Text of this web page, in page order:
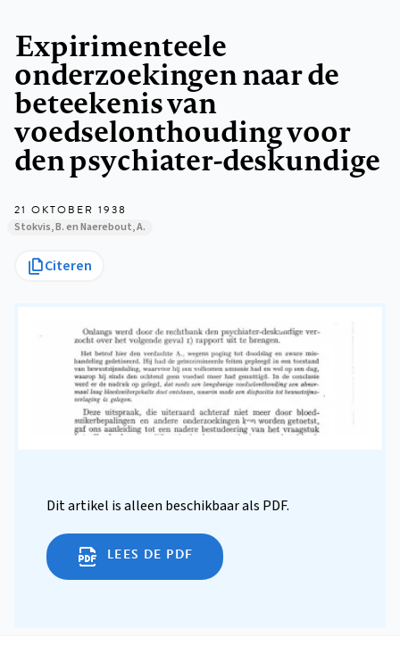
Expirimenteele
onderzoekingen naar de
beteekenis van
voedselonthouding voor
den psychiater-deskundige
21 OKTOBER 1938
Stokvis, B. en Naerebout, A.
Citeren
Dit artikel is alleen beschikbaar als PDF.
LEES DE PDF